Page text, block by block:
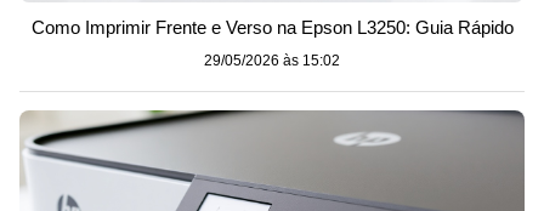
Como Imprimir Frente e Verso na Epson L3250: Guia Rápido
29/05/2026 às 15:02